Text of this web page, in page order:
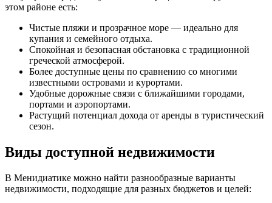
этом районе есть:
Чистые пляжи и прозрачное море — идеально для
купания и семейного отдыха.
Спокойная и безопасная обстановка с традиционной
греческой атмосферой.
Более доступные цены по сравнению со многими
известными островами и курортами.
Удобные дорожные связи с ближайшими городами,
портами и аэропортами.
Растущий потенциал дохода от аренды в туристический
сезон.
Виды доступной недвижимости
В Менидиатике можно найти разнообразные варианты
недвижимости, подходящие для разных бюджетов и целей: